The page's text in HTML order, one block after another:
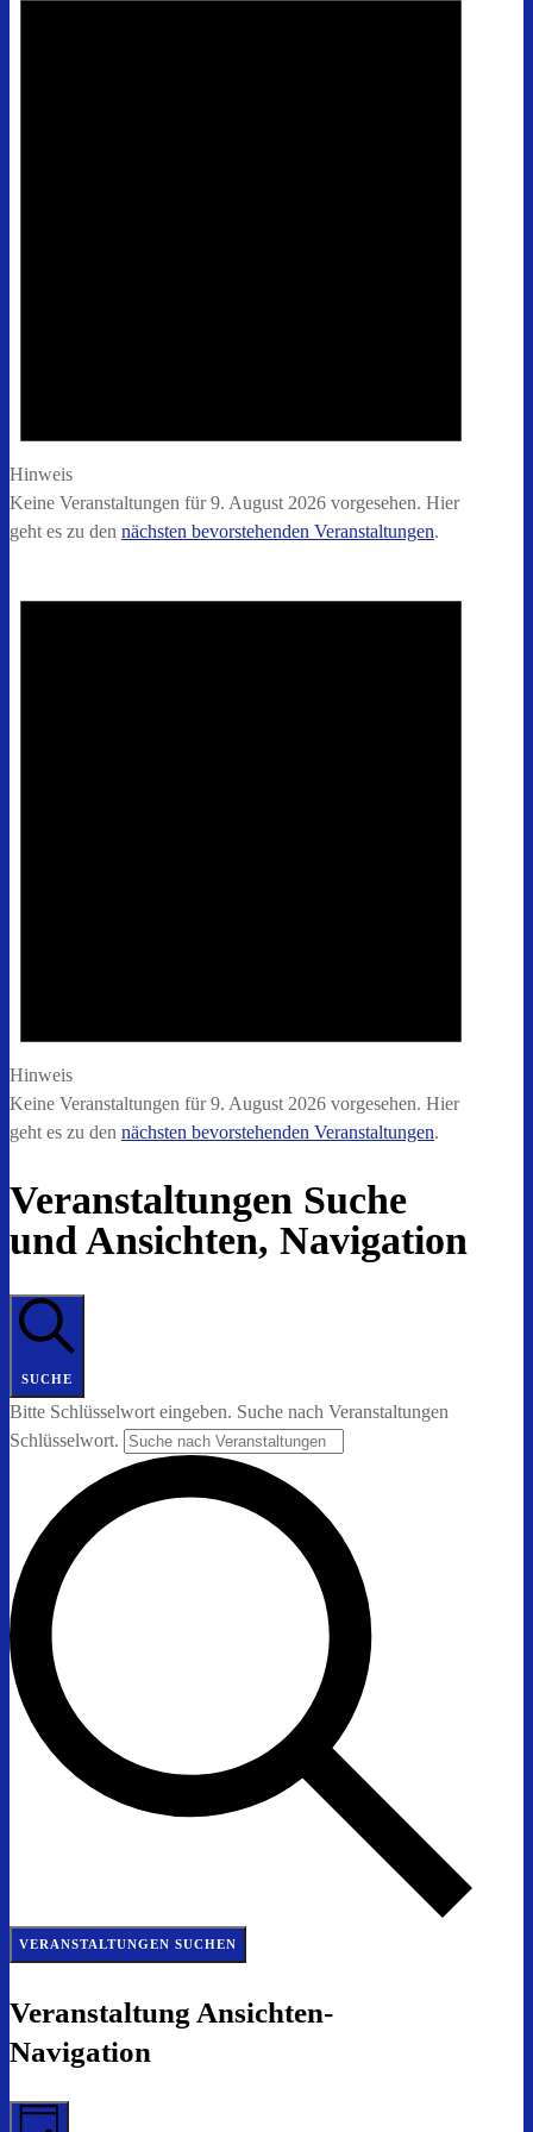
Hinweis
Keine Veranstaltungen für 9. August 2026 vorgesehen. Hier
geht es zu den nächsten bevorstehenden Veranstaltungen.
Hinweis
Keine Veranstaltungen für 9. August 2026 vorgesehen. Hier
geht es zu den nächsten bevorstehenden Veranstaltungen.
Veranstaltungen Suche
und Ansichten, Navigation
SUCHE
Bitte Schlüsselwort eingeben. Suche nach Veranstaltungen
Schlüsselwort.
VERANSTALTUNGEN SUCHEN
Veranstaltung Ansichten-
Navigation